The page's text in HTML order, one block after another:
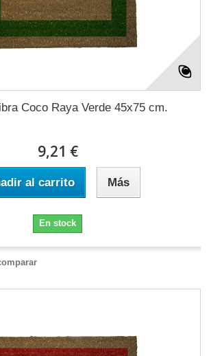
Coco Raya Verde 45x75 cm.
9,21 €
al carrito Más
En stock